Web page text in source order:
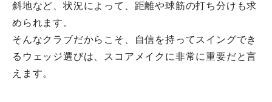
斜地など、状況によって、距離や球筋の打ち分けも求
められます。
そんなクラブだからこそ、自信を持ってスイングでき
るウェッジ選びは、スコアメイクに非常に重要だと言
えます。